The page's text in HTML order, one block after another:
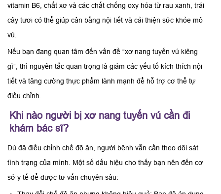
vitamin B6, chất xơ và các chất chống oxy hóa từ rau xanh, trái
cây tươi có thể giúp cân bằng nội tiết và cải thiện sức khỏe mô
vú.
Nếu bạn đang quan tâm đến vấn đề “xơ nang tuyến vú kiêng
gì”, thì nguyên tắc quan trọng là giảm các yếu tố kích thích nội
tiết và tăng cường thực phẩm lành mạnh để hỗ trợ cơ thể tự
điều chỉnh.
Khi nào người bị xơ nang tuyến vú cần đi
khám bác sĩ?
Dù đã điều chỉnh chế độ ăn, người bệnh vẫn cần theo dõi sát
tình trạng của mình. Một số dấu hiệu cho thấy bạn nên đến cơ
sở y tế để được tư vấn chuyên sâu: